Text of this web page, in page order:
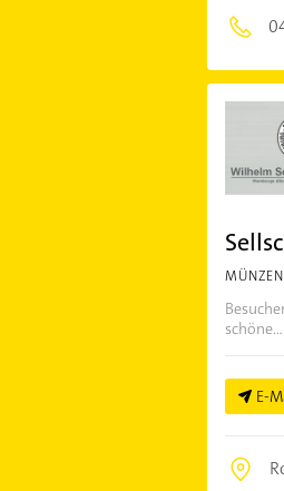
MÜNZEN
schöne...
E-